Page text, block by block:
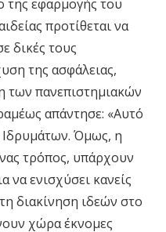
της εφαρμογής του
προτίθεται να
δικές τους
της ασφάλειας,
των πανεπιστημιακών
απάντησε: «Αυτό
Όμως, η
τρόπος, υπάρχουν
να ενισχύσει κανείς
διακίνηση ιδεών στο
χώρα έκνομες